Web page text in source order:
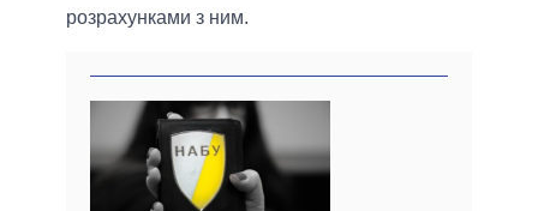
розрахунками з ним.